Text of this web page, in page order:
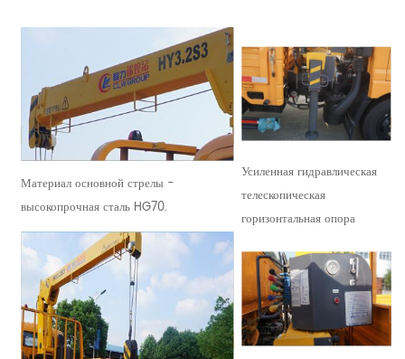
Материал основной стрелы -
высокопрочная сталь HG70.
Усиленная гидравлическая
телескопическая
горизонтальная опора